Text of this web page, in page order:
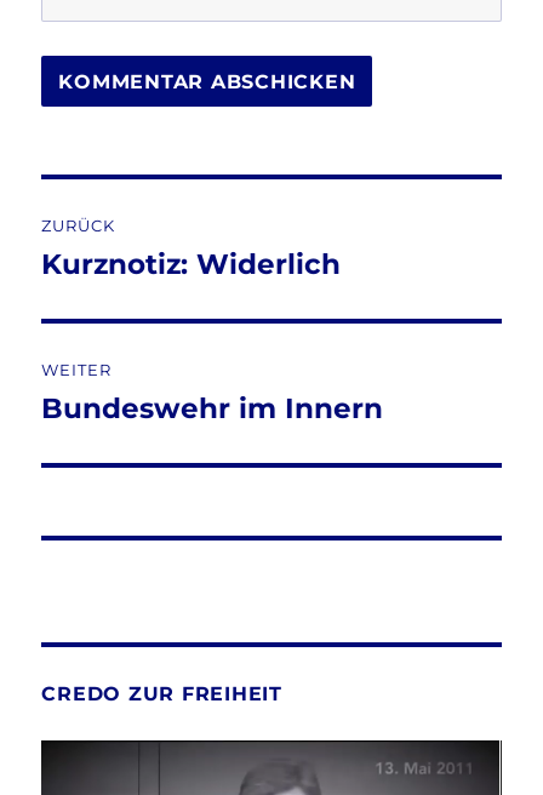
ZURÜCK
Vorheriger
Kurznotiz: Widerlich
WEITER
Nächster
Bundeswehr im Innern
CREDO ZUR FREIHEIT